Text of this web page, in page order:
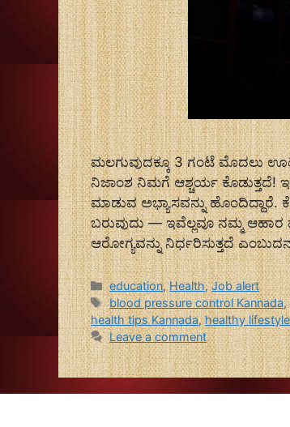
ಮಲಗುವುದಕ್ಕೂ 3 ಗಂಟೆ ಮೊದಲು
ನಿಜಾಂಶ ನಿಮಗೆ ಆಶ್ಚರ್ಯ ಕೊಡುತ್ತದೆ!
ಮಾಡುವ ಅಭ್ಯಾಸವನ್ನು
ಬರುವುದು — ಇವೆಲ್ಲವೂ ನಮ್ಮ
ಆರೋಗ್ಯವನ್ನು ನಿರ್ಧರಿಸುತ್ತದೆ
Categories
education,Health,Job alert
Tags
blood pressure control Kannada,
health tips Kannada,healthy
Leave a comment